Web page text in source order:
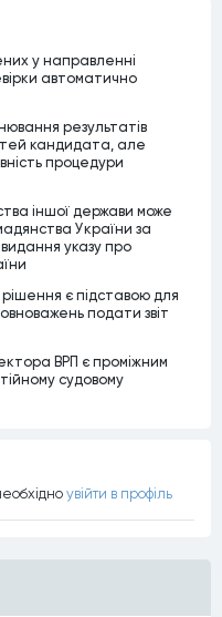
у направленні
автоматично
результатів
кандидата, але
процедури
іншої держави може
України за
указу про
є підставою для
подати звіт
ВРП є проміжним
судовому
увiйти в профiль